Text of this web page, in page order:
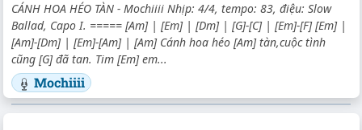
CÁNH HOA HÉO TÀN - Mochiiii Nhịp: 4/4, tempo: 83, điệu: Slow
Ballad, Capo I. ===== [Am] | [Em] | [Dm] | [G]-[C] | [Em]-[F] [Em] |
[Am]-[Dm] | [Em]-[Am] | [Am] Cánh hoa héo [Am] tàn,cuộc tình
cũng [G] đã tan. Tim [Em] em...
Mochiiii